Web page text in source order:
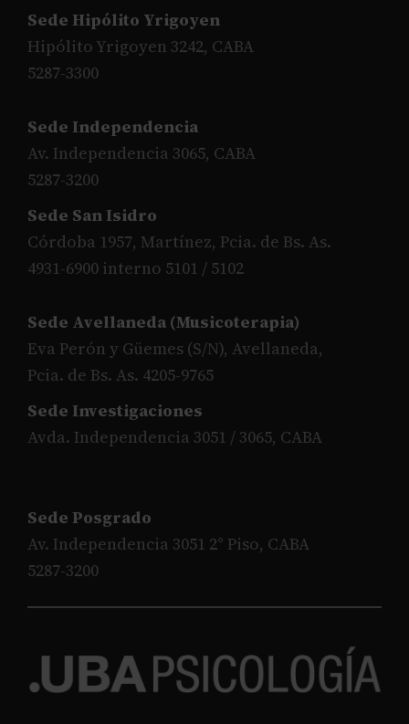
Sede Hipólito Yrigoyen
Hipólito Yrigoyen 3242, CABA
5287-3300
Sede Independencia
Av. Independencia 3065, CABA
5287-3200
Sede San Isidro
Córdoba 1957, Martínez, Pcia. de Bs. As.
4931-6900 interno 5101 / 5102
Sede Avellaneda (Musicoterapia)
Eva Perón y Güemes (S/N), Avellaneda,
Pcia. de Bs. As. 4205-9765
Sede Investigaciones
Avda. Independencia 3051 / 3065, CABA
Sede Posgrado
Av. Independencia 3051 2° Piso, CABA
5287-3200